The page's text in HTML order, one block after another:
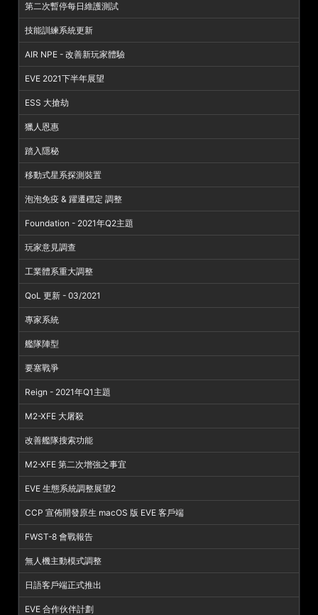
第二次暫停每日維護測試
技能訓練系統更新
AIR NPE - 改善新玩家體驗
EVE 2021下半年展望
ESS 大搶劫
獵人恩惠
踏入隱秘
移動式星系探測裝置
泡泡免疫 & 躍遷穩定 調整
Foundation - 2021年Q2主題
玩家意見調查
工業體系重大調整
QoL 更新 - 03/2021
專家系統
艦隊陣型
要塞戰爭
Reign - 2021年Q1主題
M2-XFE 大屠殺
改善艦隊搜索功能
M2-XFE 第二次增強之事宜
EVE 生態系統調整展望2
CCP 宣佈開發原生 macOS 版 EVE 客戶端
FWST-8 會戰報告
無人機主動模式調整
日語客戶端正式推出
EVE 合作伙伴計劃